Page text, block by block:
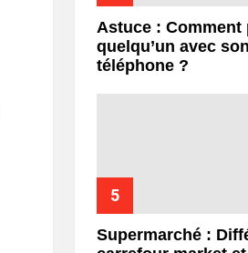
Astuce :
quelqu’un avec
téléphone ?
Supermarché :